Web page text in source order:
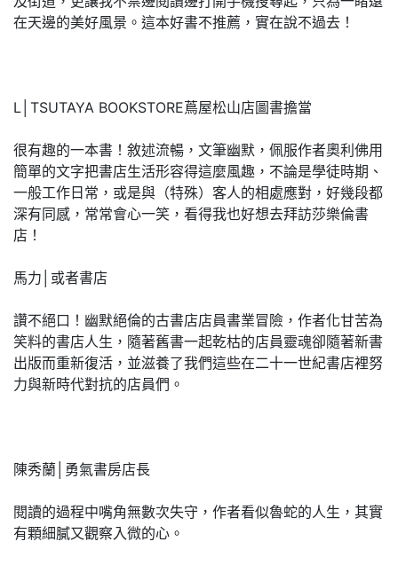
在天邊的美好風景。這本好書不推薦，實在說不過去！
L│TSUTAYA BOOKSTORE蔦屋松山店圖書擔當
很有趣的一本書！敘述流暢，文筆幽默，佩服作者奧利佛用
簡單的文字把書店生活形容得這麼風趣，不論是學徒時期、
一般工作日常，或是與（特殊）客人的相處應對，好幾段都
深有同感，常常會心一笑，看得我也好想去拜訪莎樂倫書
店！
馬力│或者書店
讚不絕口！幽默絕倫的古書店店員書業冒險，作者化甘苦為
笑料的書店人生，隨著舊書一起乾枯的店員靈魂卻隨著新書
出版而重新復活，並滋養了我們這些在二十一世紀書店裡努
力與新時代對抗的店員們。
陳秀蘭│勇氣書房店長
閱讀的過程中嘴角無數次失守，作者看似魯蛇的人生，其實
有顆細膩又觀察入微的心。